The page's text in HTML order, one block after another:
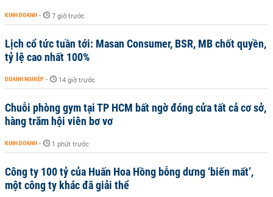
KINH DOANH - 7 giờ trước
Lịch cổ tức tuần tới: Masan Consumer, BSR, MB chốt quyền,
tỷ lệ cao nhất 100%
DOANH NGHIỆP - 14 giờ trước
Chuỗi phòng gym tại TP HCM bất ngờ đóng cửa tất cả cơ sở,
hàng trăm hội viên bơ vơ
KINH DOANH - 1 phút trước
Công ty 100 tỷ của Huấn Hoa Hồng bỗng dưng ‘biến mất’,
một công ty khác đã giải thể